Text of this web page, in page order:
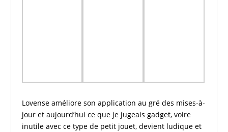
Lovenseaméliore son application au gré des mises-à-
jour et aujourd’hui ce que je jugeais gadget, voire
inutile avec ce type de petit jouet, devient ludique et